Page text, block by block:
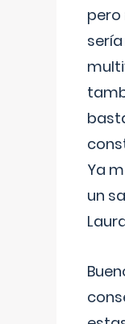
pero
Ya
un